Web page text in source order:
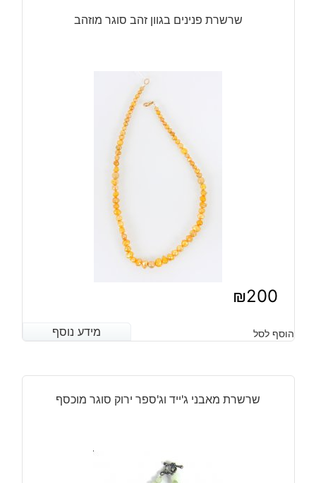
כהה
שרשרת פנינים בגוון זהב סוגר מוזהב
₪200
מידע נוסף הוסף לסל מידע נוסף
שרשרת מאבני ג'ייד וג'ספר ירוק סוגר מוכסף